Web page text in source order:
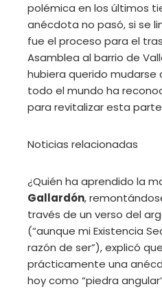
polémica en los últimos
anécdota no pasó, si se
fue el proceso para el
Asamblea al barrio de
hubiera querido mudarse
todo el mundo ha
para revitalizar esta
Noticias relacionadas
¿Quién ha aprendido la
Gallardón,
través de un verso del
(“aunque mi Existencia
razón de ser”), explicó
prácticamente una
hoy como “piedra